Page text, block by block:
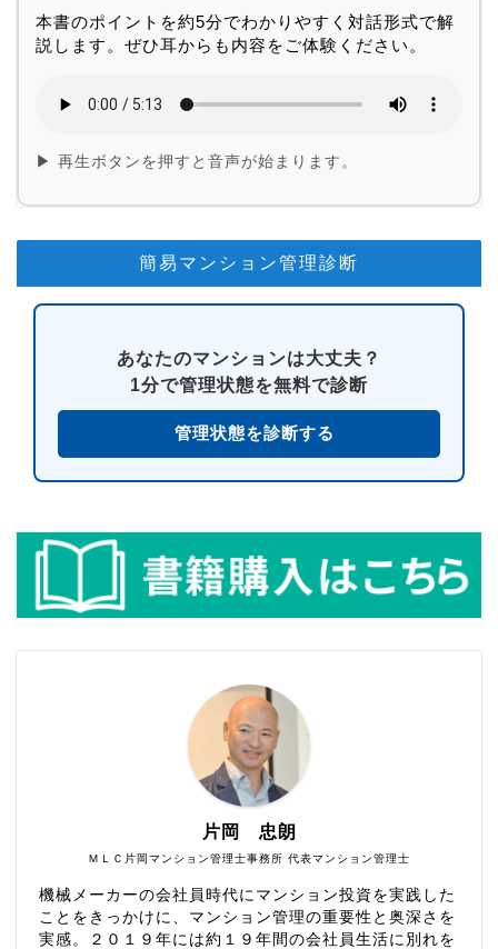
本書のポイントを約5分でわかりやすく対話形式で解
説します。ぜひ耳からも内容をご体験ください。
▶ 再生ボタンを押すと音声が始まります。
簡易マンション管理診断
あなたのマンションは大丈夫？
1分で管理状態を無料で診断
管理状態を診断する
ＭＬＣ片岡マンション管理士事務所 代表マンション管理士
片岡 忠朗
機械メーカーの会社員時代にマンション投資を実践した
ことをきっかけに、マンション管理の重要性と奥深さを
実感。２０１９年には約１９年間の会社員生活に別れを